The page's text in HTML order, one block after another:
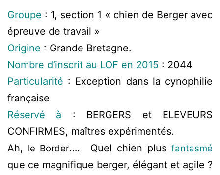
Groupe : 1, section 1 « chien de Berger avec
épreuve de travail »
Origine : Grande Bretagne.
Nombre d’inscrit au LOF en 2015 : 2044
Particularité : Exception dans la cynophilie
française
Réservé à : BERGERS et ELEVEURS
CONFIRMES, maîtres expérimentés.
Ah, le Border…. Quel chien plusfantasmé
que ce magnifique berger, élégant et agile ?